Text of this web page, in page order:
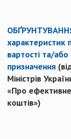
ОБҐРУНТУВАННЯ
характеристик
вартості та/
призначення
Міністрів
«Про
коштів»)